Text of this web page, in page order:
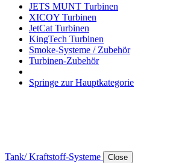
JETS MUNT Turbinen
XICOY Turbinen
JetCat Turbinen
KingTech Turbinen
Smoke-Systeme / Zubehör
Turbinen-Zubehör
Springe zur Hauptkategorie
Tank/ Kraftstoff-Systeme Close